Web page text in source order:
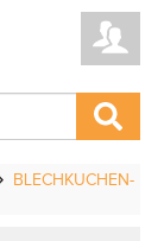
BLECHKUCHEN-